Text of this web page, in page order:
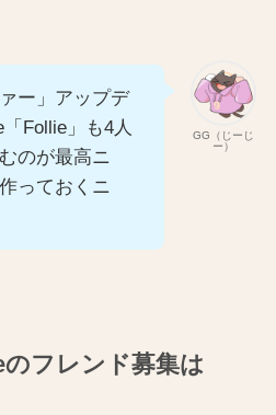
GG（じーじ
ー）
ー」アップデ
Follie」も4人
のが最高ニ
っておくニ
フレンド募集は